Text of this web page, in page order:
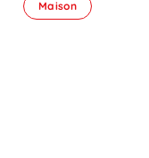
Maison